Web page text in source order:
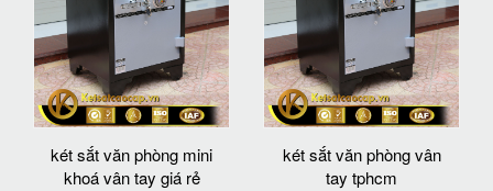
két sắt văn phòng mini
khoá vân tay giá rẻ
két sắt văn phòng vân
tay tphcm